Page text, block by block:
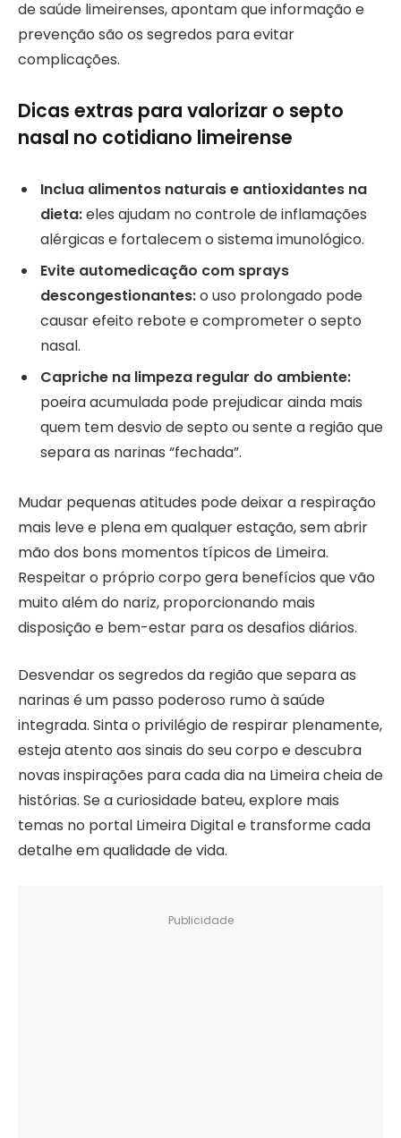
de saúde limeirenses, apontam que informação e
prevenção são os segredos para evitar
complicações.
Dicas extras para valorizar o septo
nasal no cotidiano limeirense
Inclua alimentos naturais e antioxidantes na
dieta:eles ajudam no controle de inflamações
alérgicas e fortalecem o sistema imunológico.
Evite automedicação com sprays
descongestionantes:o uso prolongado pode
causar efeito rebote e comprometer o septo
nasal.
Capriche na limpeza regular do ambiente:
poeira acumulada pode prejudicar ainda mais
quem tem desvio de septo ou sente a região que
separa as narinas “fechada”.
Mudar pequenas atitudes pode deixar a respiração
mais leve e plena em qualquer estação, sem abrir
mão dos bons momentos típicos de Limeira.
Respeitar o próprio corpo gera benefícios que vão
muito além do nariz, proporcionando mais
disposição e bem-estar para os desafios diários.
Desvendar os segredos da região que separa as
narinas é um passo poderoso rumo à saúde
integrada. Sinta o privilégio de respirar plenamente,
esteja atento aos sinais do seu corpo e descubra
novas inspirações para cada dia na Limeira cheia de
histórias. Se a curiosidade bateu, explore mais
temas no portal Limeira Digital e transforme cada
detalhe em qualidade de vida.
Publicidade